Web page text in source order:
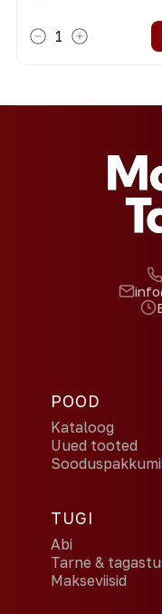
1
POOD
Kataloog
Uued tooted
TUGI
Abi
Tarne &
Makseviisid